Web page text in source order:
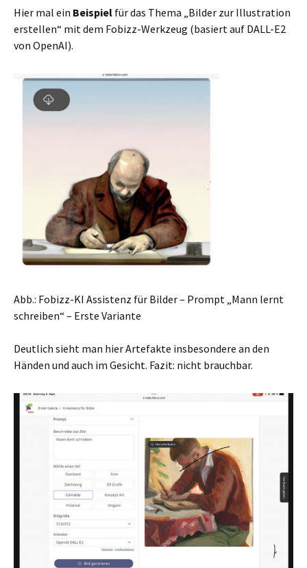
Hier mal ein Beispiel für das Thema „Bilder zur Illustration
erstellen“ mit dem Fobizz-Werkzeug (basiert auf DALL-E2
von OpenAI).
Abb.: Fobizz-KI Assistenz für Bilder – Prompt „Mann lernt
schreiben“ – Erste Variante
Deutlich sieht man hier Artefakte insbesondere an den
Händen und auch im Gesicht. Fazit: nicht brauchbar.